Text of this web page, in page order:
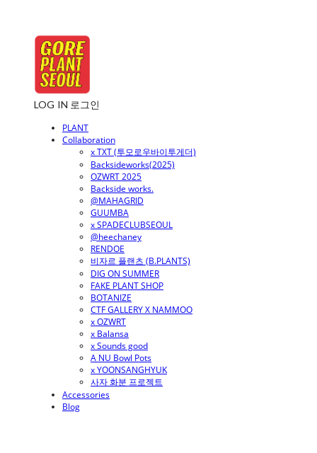
LOG IN 로그인
PLANT
Collaboration
x TXT (투모로우바이투게더)
Backsideworks(2025)
OZWRT 2025
Backside works.
@MAHAGRID
GUUMBA
x SPADECLUBSEOUL
@heechaney
RENDOE
비자르 플랜츠 (B.PLANTS)
DIG ON SUMMER
FAKE PLANT SHOP
BOTANIZE
CTF GALLERY X NAMMOO
x OZWRT
x Balansa
x Sounds good
A NU Bowl Pots
x YOONSANGHYUK
사자 화분 프로젝트
Accessories
Blog